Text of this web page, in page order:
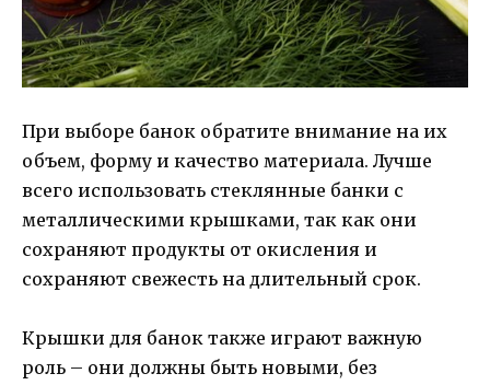
При выборе банок обратите внимание на их
объем, форму и качество материала. Лучше
всего использовать стеклянные банки с
металлическими крышками, так как они
сохраняют продукты от окисления и
сохраняют свежесть на длительный срок.
Крышки для банок также играют важную
роль – они должны быть новыми, без